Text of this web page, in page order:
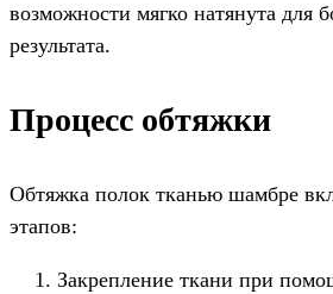
возможности мягко натянута для
результата.
Процесс обтяжки
Обтяжка полок тканью шамбре
этапов:
Закрепление ткани при